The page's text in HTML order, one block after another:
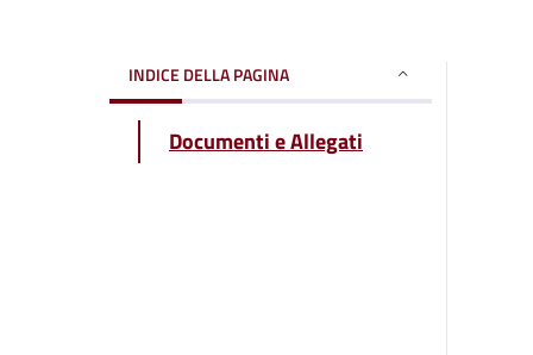
INDICE DELLA PAGINA
Documenti e Allegati